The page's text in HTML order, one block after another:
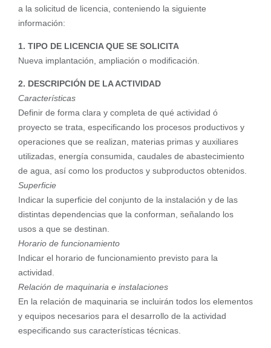
a la solicitud de licencia, conteniendo la siguiente
información:
1. TIPO DE LICENCIA QUE SE SOLICITA
Nueva implantación, ampliación o modificación.
2. DESCRIPCIÓN DE LA ACTIVIDAD
Características
Definir de forma clara y completa de qué actividad ó
proyecto se trata, especificando los procesos productivos y
operaciones que se realizan, materias primas y auxiliares
utilizadas, energía consumida, caudales de abastecimiento
de agua, así como los productos y subproductos obtenidos.
Superficie
Indicar la superficie del conjunto de la instalación y de las
distintas dependencias que la conforman, señalando los
usos a que se destinan.
Horario de funcionamiento
Indicar el horario de funcionamiento previsto para la
actividad.
Relación de maquinaria e instalaciones
En la relación de maquinaria se incluirán todos los elementos
y equipos necesarios para el desarrollo de la actividad
especificando sus características técnicas.